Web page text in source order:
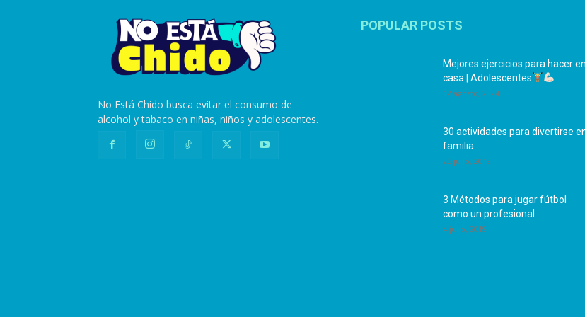
No Está Chido busca evitar el consumo de
alcohol y tabaco en niñas, niños y adolescentes.
POPULAR POSTS
Mejores ejercicios para hacer en
casa | Adolescentes
12 agosto, 2024
30 actividades para divertirse
familia
25 julio, 2019
3 Métodos para jugar fútbol
como un profesional
4 julio, 2019